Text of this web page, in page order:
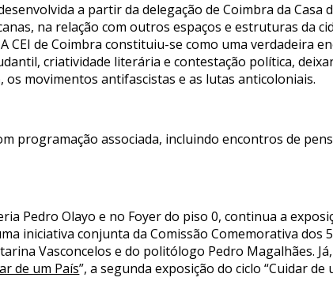
a partir da delegação de Coimbra da Casa
na relação com outros espaços e estruturas da
de Coimbra constituiu-se como uma verdadeira
criatividade literária e contestação política,
movimentos antifascistas e as lutas anticoloniais.
programação associada, incluindo encontros de
Pedro Olayo e no Foyer do piso 0, continua a
iniciativa conjunta da Comissão Comemorativa dos
Vasconcelos e do politólogo Pedro Magalhães.
de um País”, a segunda exposição do ciclo “Cuidar